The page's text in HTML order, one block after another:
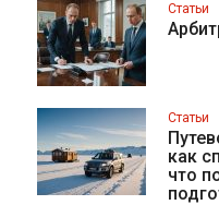
Статьи
Статьи
как
что